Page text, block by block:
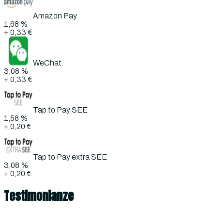
Amazon Pay
1,68 %
+ 0,33 €
WeChat
3,08 %
+ 0,33 €
Tap to Pay SEE
1,58 %
+ 0,20 €
Tap to Pay extra SEE
3,08 %
+ 0,20 €
Testimonianze